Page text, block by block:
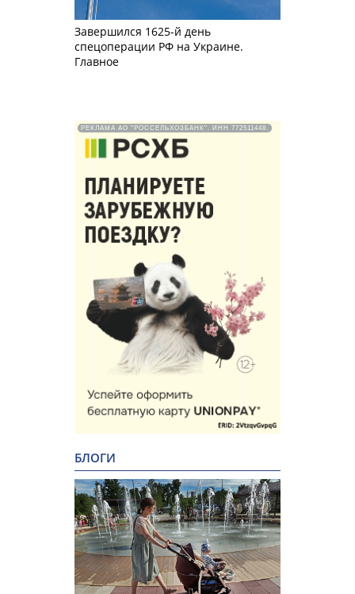
Завершился 1625-й день
спецоперации РФ на Украине.
Главное
РЕКЛАМА АО "РОССЕЛЬХОЗБАНК". ИНН 772511448.
БЛОГИ